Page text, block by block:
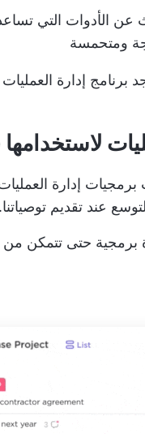
عن الأدوات التي
ومتحمسة
إدارة
عند تقديم توصياتنا.
حتى تتمكن من